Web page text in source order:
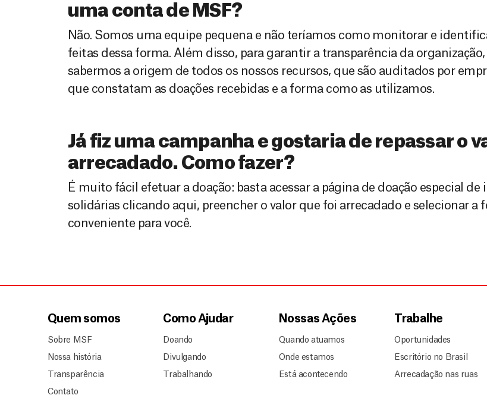
uma conta de MSF?
Não. Somos uma equipe pequena e não teríamos como monitorar e
feitas dessa forma. Além disso, para garantir a transparência da
sabermos a origem de todos os nossos recursos, que são auditados por
que constatam as doações recebidas e a forma como as utilizamos.
Já fiz uma campanha e gostaria de repassar o
arrecadado. Como fazer?
É muito fácil efetuar a doação: basta acessar a página de doação especial de
solidárias clicando aqui, preencher o valor que foi arrecadado e selecionar a
conveniente para você.
Quem somos
Sobre MSF
Nossa história
Transparência
Contato
Como Ajudar
Doando
Divulgando
Trabalhando
Nossas Ações
Quando atuamos
Onde estamos
Está acontecendo
Trabalhe
Oportunidades
Escritório no Brasil
Arrecadação nas ruas